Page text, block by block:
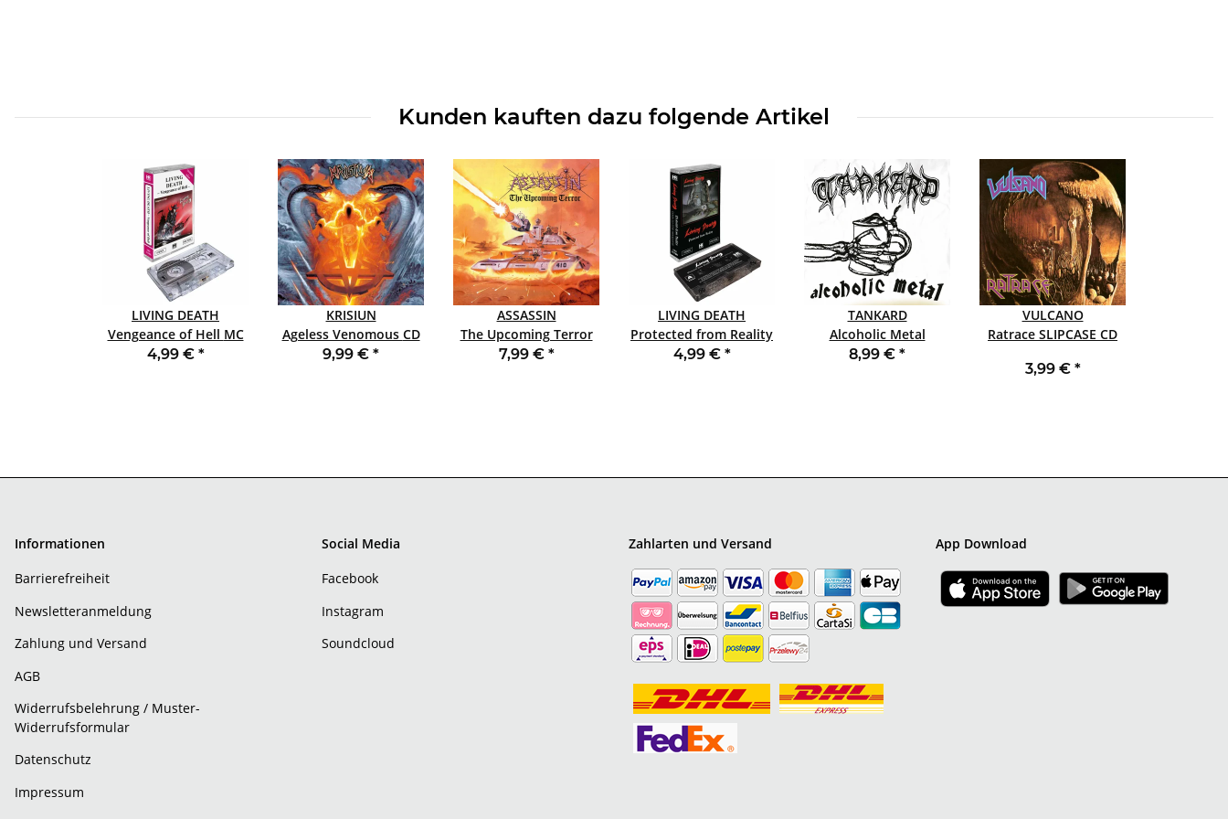
Kunden kauften dazu folgende Artikel
LIVING DEATH
Vengeance of Hell MC
2nd Edition
4,99 € *
KRISIUN
Ageless Venomous CD
DIGIBOOK
9,99 € *
ASSASSIN
The Upcoming Terror
SLIPCASE CD
7,99 € *
LIVING DEATH
Protected from Reality
/ Back to the Weapons
4,99 € *
TANKARD
Alcoholic Metal
SLIPCASE CD
8,99 € *
VULCANO
Ratrace SLIPCASE CD
3,99 € *
Informationen
Barrierefreiheit
Newsletteranmeldung
Zahlung und Versand
AGB
Widerrufsbelehrung / Muster-
Widerrufsformular
Datenschutz
Impressum
Social Media
Facebook
Instagram
Soundcloud
Zahlarten und Versand App Download